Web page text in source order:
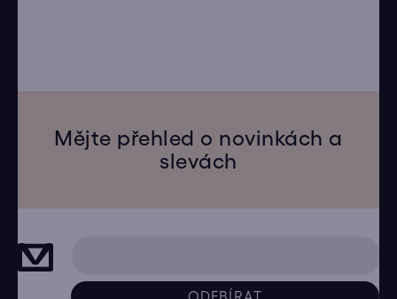
Mějte přehled o novinkách a
slevách